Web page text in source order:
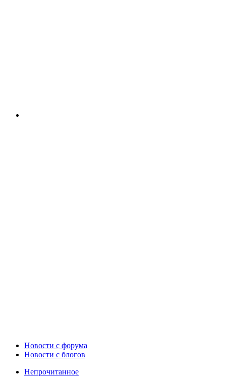
Новости c форума
Новости с блогов
Непрочитанное